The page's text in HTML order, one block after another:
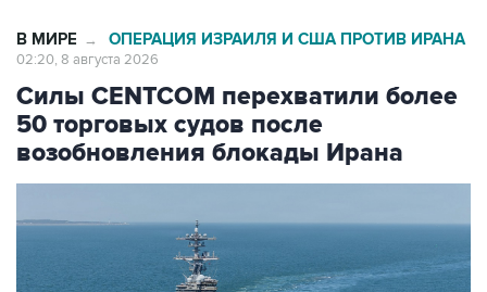
В МИРЕ → ОПЕРАЦИЯ ИЗРАИЛЯ И США ПРОТИВ ИРАНА
02:20, 8 августа 2026
Силы CENTCOM перехватили более
50 торговых судов после
возобновления блокады Ирана